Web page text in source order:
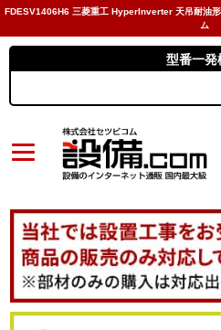
FDESV1406H6 三菱重工 HyperInverter 天吊耐油
ム
型番一発